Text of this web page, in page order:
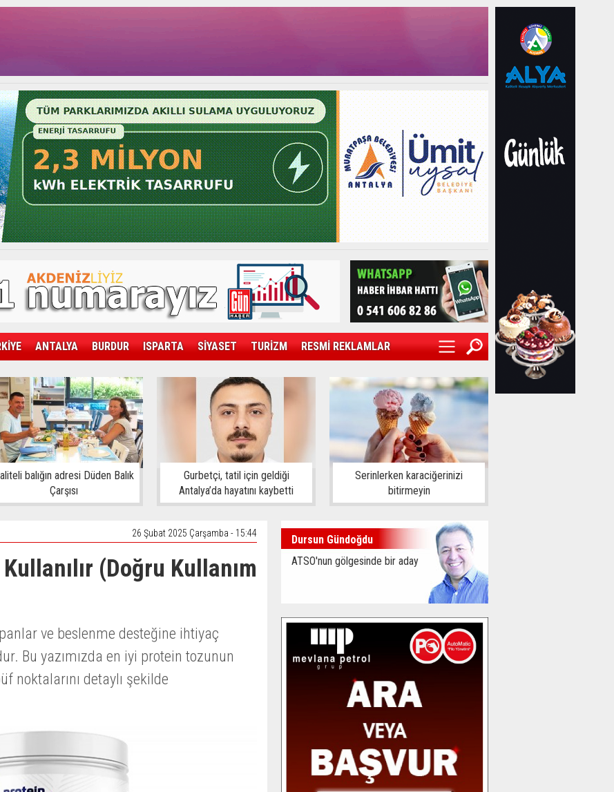
ANTALYA BURDUR ISPARTA SİYASET TURİZM RESMİ REKLAMLAR
EKONOMİ DÜNYA
balığın adresi Düden Balık
Çarşısı
Gurbetçi, tatil için geldiği
Antalya’da hayatını kaybetti
Serinlerken karaciğerinizi
bitirmeyin
26 Şubat 2025 Çarşamba - 15:44
(Doğru Kullanım
ve beslenme desteğine ihtiyaç
Bu yazımızda en iyi protein tozunun
noktalarını detaylı şekilde
Dursun Gündoğdu
ATSO'nun gölgesinde bir aday